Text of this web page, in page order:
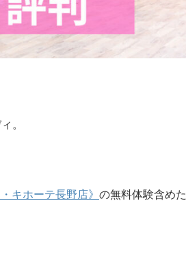
。
キホーテ長野店》 の無料体験含めた